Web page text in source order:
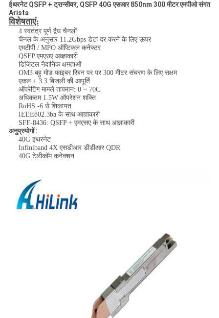
ईथरनेट QSFP + ट्रान्सीवर, QSFP 40G एसआर 850nm 300 मीटर एमपीओ संगत
Arista
विशेषताएं:
4 स्वतंत्र पूर्ण द्वैध चैनलों
चैनल के अनुसार 11.2Gbps डेटा दर करने के लिए ऊपर
एमटीपी / MPO ऑप्टिकल कनेक्टर
QSFP एमएसए आज्ञाकारी
डिजिटल नैदानिक क्षमताओं
OM3 बहु मोड फाइबर रिबन पर पर 300 मीटर संचरण के लिए सक्षम
एकल + 3.3 बिजली की आपूर्ति
ऑपरेटिंग मामले तापमान: 0 ~ 70C
अधिकतम 1.5W ऑपरेशन शक्ति
RoHS -6 से शिकायत
IEEE802.3ba के साथ आज्ञाकारी
SFF-8436: QSFP + एमएसए के साथ आज्ञाकारी
अनुप्रयोगों :
40G इथरनेट
Infiniband 4X एसडीआर डीडीआर QDR
40G टेलीकॉम कनेक्शन